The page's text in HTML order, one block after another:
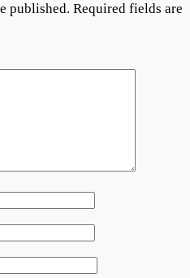
published. Required fields are